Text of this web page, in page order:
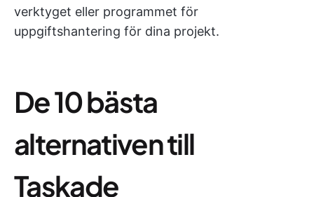
verktyget eller programmet för
uppgiftshantering för dina projekt.
De 10 bästa
alternativen till
Taskade